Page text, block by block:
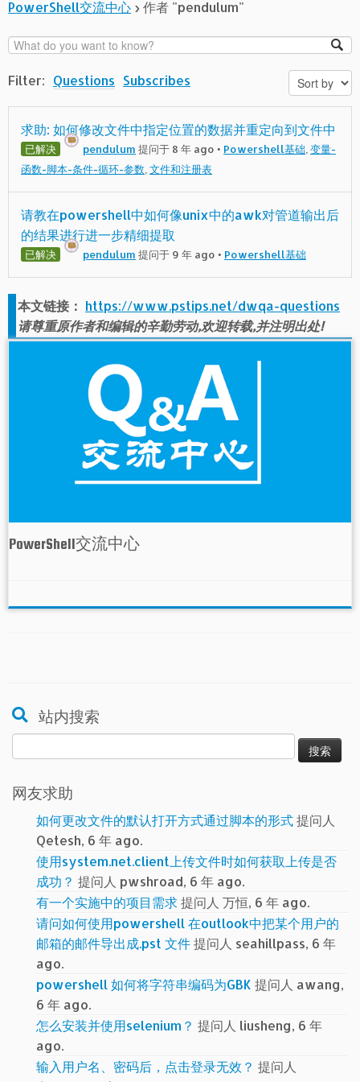
PowerShell交流中心 › 作者 "pendulum"
Filter: Questions Subscribes
求助: 如何修改文件中指定位置的数据并重定向到文件中
已解决 pendulum 提问于 8 年 ago • Powershell基础 变量-
函数-脚本-条件-循环-参数 文件和注册表
请教在powershell中如何像unix中的awk对管道输出后
的结果进行进一步精细提取
已解决 pendulum 提问于 9 年 ago • Powershell基础
本文链接： https://www.pstips.net/dwqa-questions
请尊重原作者和编辑的辛勤劳动,欢迎转载,并注明出处!
PowerShell交流中心
站内搜索
索：
网友求助
如何更改文件的默认打开方式通过脚本的形式提问人
Qetesh, 6 年 ago.
使用system.net.client上传文件时如何获取上传是否
成功？ 提问人 pwshroad, 6 年 ago.
有一个实施中的项目需求提问人 万恒, 6 年 ago.
请问如何使用powershell 在outlook中把某个用户的
邮箱的邮件导出成.pst 文件提问人 seahillpass, 6 年
ago.
powershell 如何将字符串编码为GBK 提问人 awang,
6 年 ago.
怎么安装并使用selenium？ 提问人 liusheng, 6 年
ago.
输入用户名、密码后，点击登录无效？ 提问人